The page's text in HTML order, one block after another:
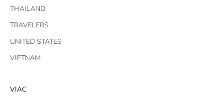
THAILAND
TRAVELERS
UNITED STATES
VIETNAM
VIAC